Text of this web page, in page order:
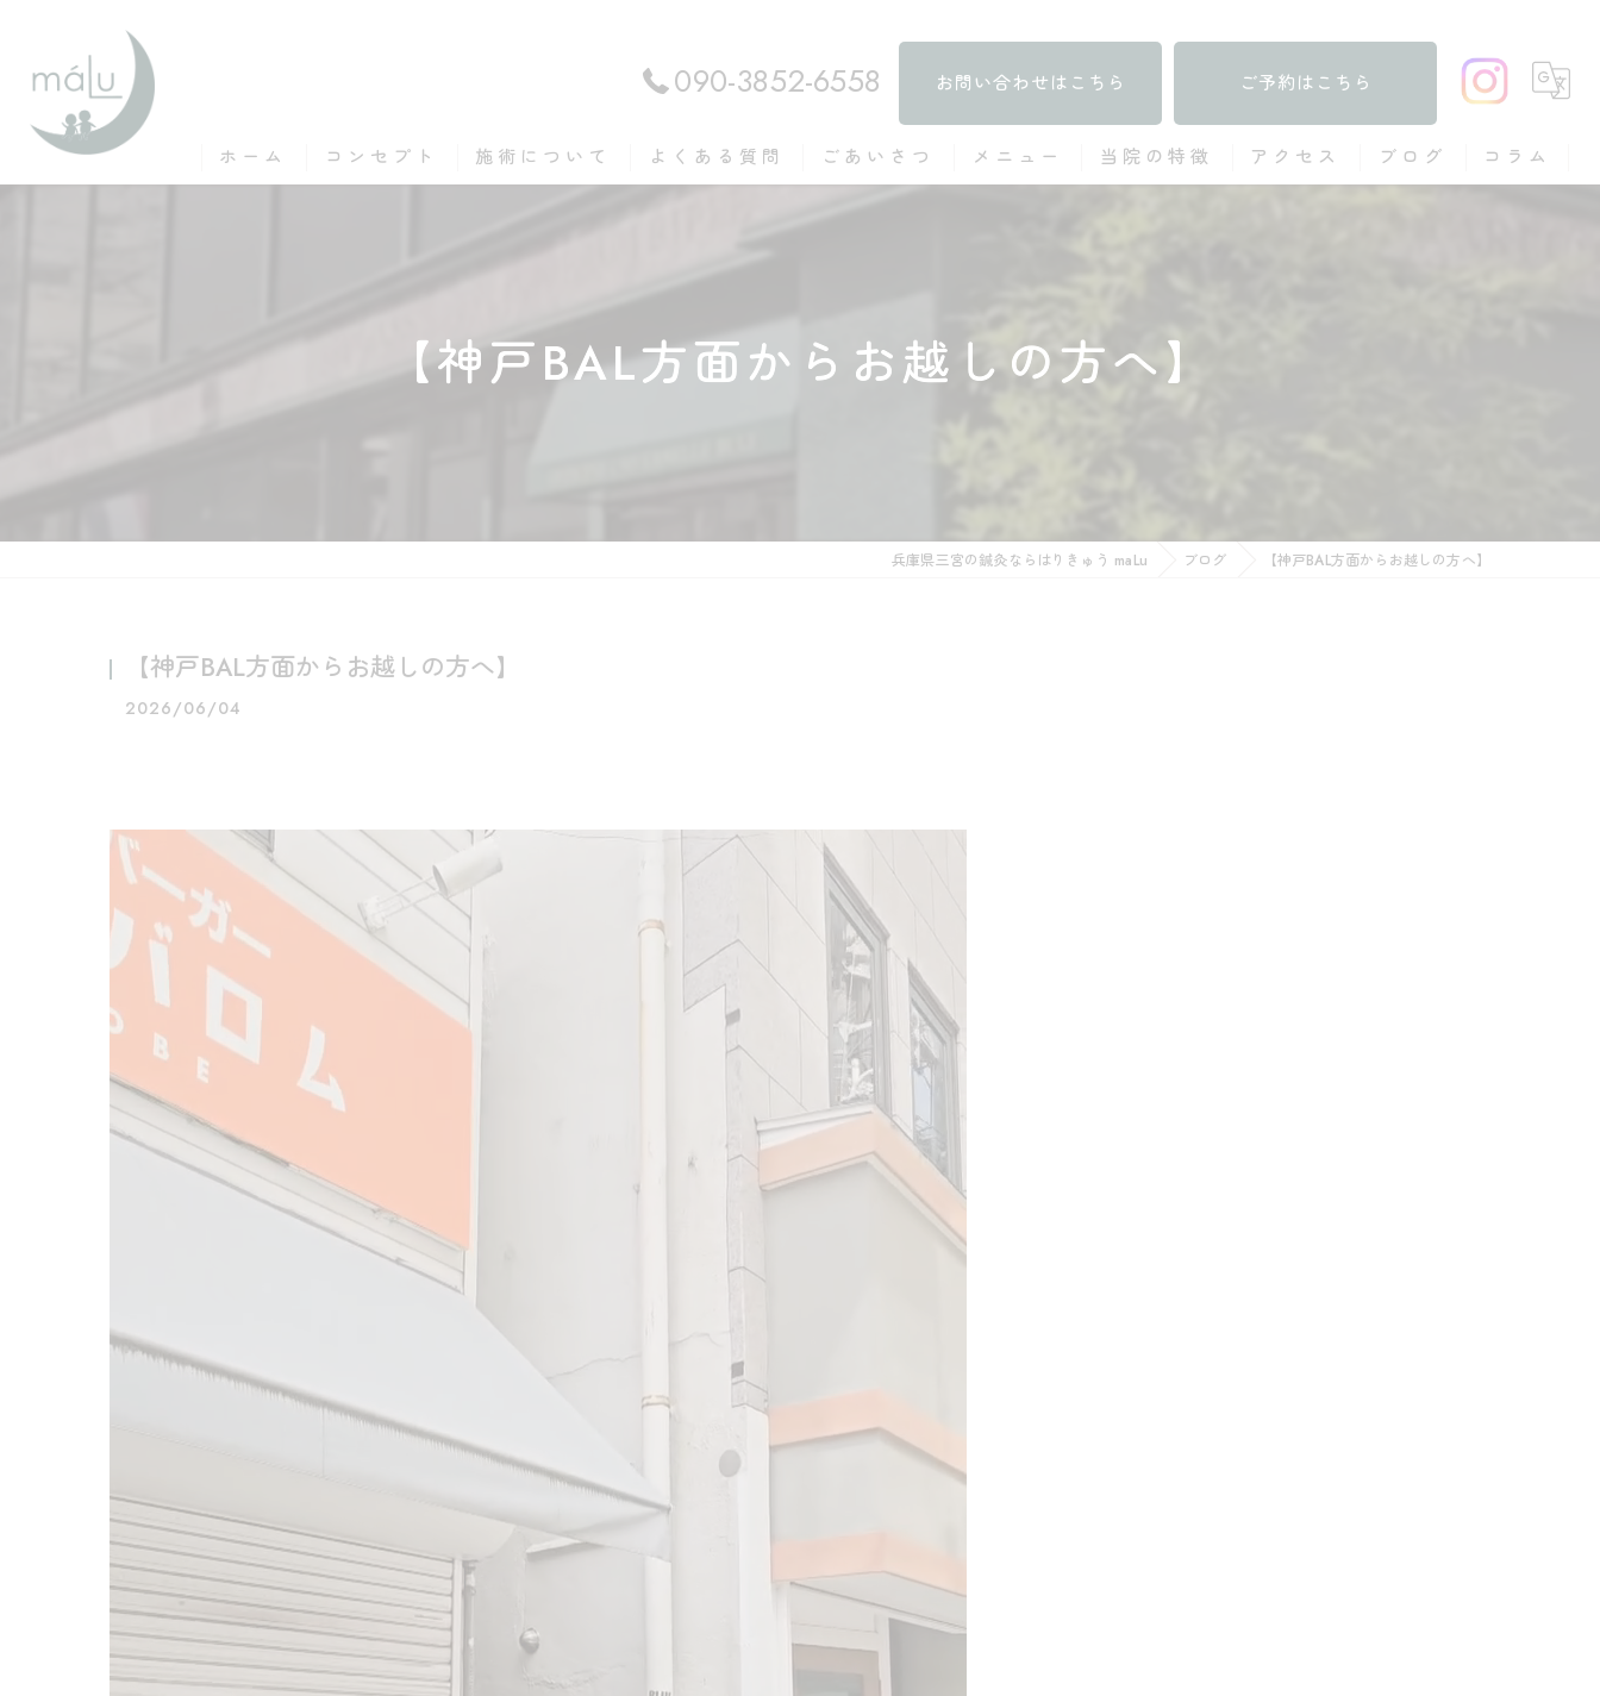
090-3852-6558 お問い合わせはこちら ご予約はこちら
ホーム コンセプト 施術について よくある質問 ごあいさつ メニュー 当院の特徴
子ども
アクセス ブログ コラム
【神戸BAL方面からお越しの方へ】
兵庫県三宮の鍼灸ならはりきゅう maLu ブログ 【神戸BAL方面からお越しの方へ】
【神戸BAL方面からお越しの方へ】
2026/06/04